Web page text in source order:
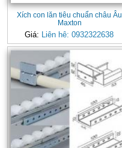
Xích con lăn tiêu chuẩn châu Âu
Maxton
Giá: Liên hê: 0932322638